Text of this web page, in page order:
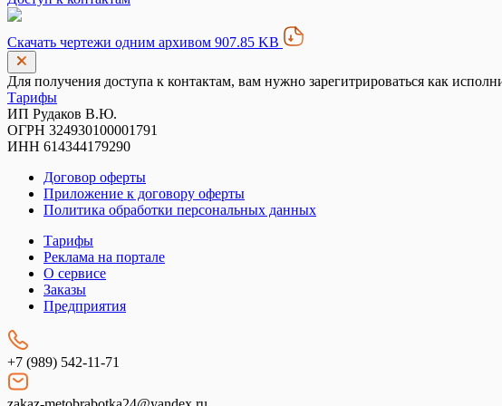
Скачать чертежи одним архивом 907.85 KB
Для получения доступа к контактам, вам нужно зарегитрироваться как
Тарифы
ИП Рудаков В.Ю.
ОГРН 324930100001791
ИНН 614344179290
Договор оферты
Приложение к договору оферты
Политика обработки персональных данных
Тарифы
Реклама на портале
О сервисе
Заказы
Предприятия
+7 (989) 542-11-71